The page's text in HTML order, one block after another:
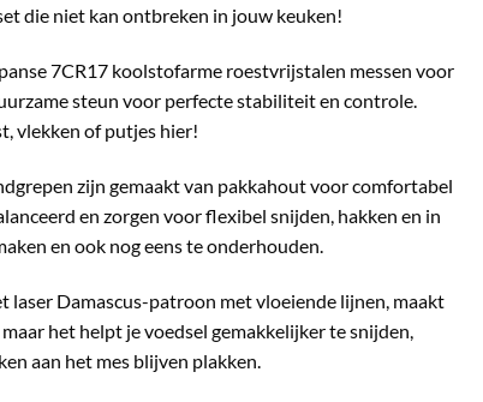
die niet kan ontbreken in jouw keuken!
7CR17 koolstofarme roestvrijstalen messen voor
steun voor perfecte stabiliteit en controle.
vlekken of putjes hier!
zijn gemaakt van pakkahout voor comfortabel
en zorgen voor flexibel snijden, hakken en in
en ook nog eens te onderhouden.
laser Damascus-patroon met vloeiende lijnen, maakt
het helpt je voedsel gemakkelijker te snijden,
aan het mes blijven plakken.